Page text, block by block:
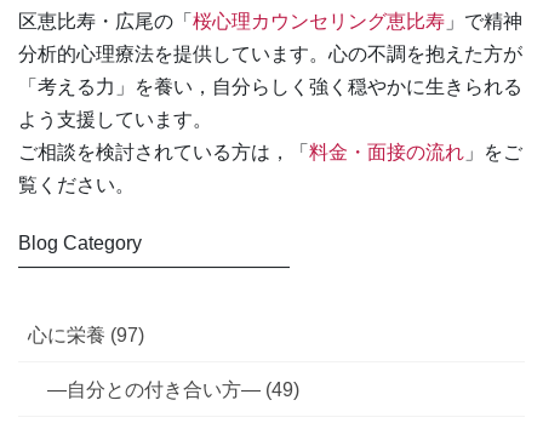
区恵比寿・広尾の「 桜心理カウンセリング恵比寿 」で精神
分析的心理療法を提供しています。心の不調を抱えた方が
「考える力」を養い，自分らしく強く穏やかに生きられる
よう支援しています。
ご相談を検討されている方は，「 料金・面接の流れ 」をご
覧ください。
Blog Category
――――――――――――――
心に栄養 (97)
—自分との付き合い方— (49)